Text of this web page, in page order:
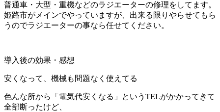
普通車・大型・重機などのラジエーターの修理をしてます。
姫路市がメインでやっていますが、出来る限りやらせてもら
うのでラジエーターの事なら任せてください。
導入後の効果・感想
安くなって、機械も問題なく使えてる
色んな所から「電気代安くなる」というTELがかかってきて
全部断ったけど、